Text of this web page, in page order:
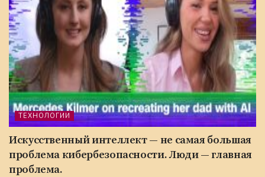
ТЕХНОЛОГИИ
Искусственный интеллект — не самая большая
проблема кибербезопасности. Люди — главная
проблема.